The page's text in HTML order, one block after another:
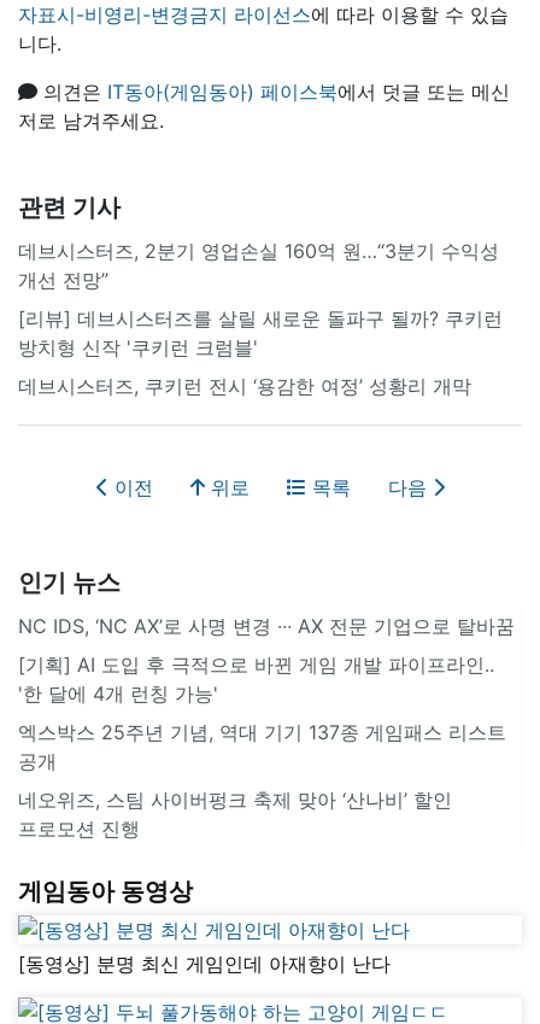
자표시-비영리-변경금지 라이선스에 따라 이용할 수 있습
니다.
의견은 IT동아(게임동아) 페이스북에서 덧글 또는 메신
저로 남겨주세요.
관련 기사
데브시스터즈, 2분기 영업손실 160억 원…“3분기 수익성
개선 전망”
[리뷰] 데브시스터즈를 살릴 새로운 돌파구 될까? 쿠키런
방치형 신작 '쿠키런 크럼블'
데브시스터즈, 쿠키런 전시 ‘용감한 여정’ 성황리 개막
이전 위로 목록 다음
인기 뉴스
NC IDS, ‘NC AX’로 사명 변경 ∙∙∙ AX 전문 기업으로 탈바꿈
[기획] AI 도입 후 극적으로 바뀐 게임 개발 파이프라인..
'한 달에 4개 런칭 가능'
엑스박스 25주년 기념, 역대 기기 137종 게임패스 리스트
공개
네오위즈, 스팀 사이버펑크 축제 맞아 ‘산나비’ 할인
프로모션 진행
게임동아 동영상
[동영상] 분명 최신 게임인데 아재향이 난다